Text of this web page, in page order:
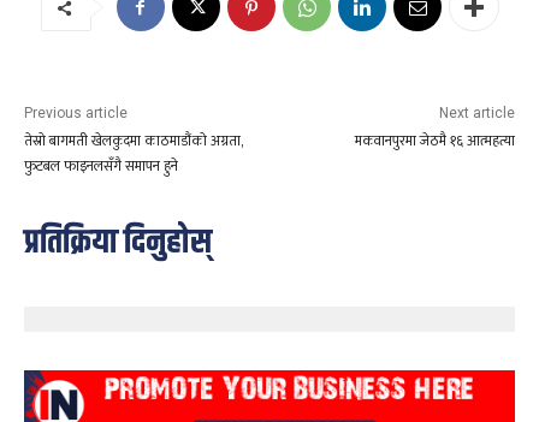
Previous article
तेस्रो बागमती खेलकुदमा काठमाडौंको अग्रता,
फुटबल फाइनलसँगै समापन हुने
Next article
मकवानपुरमा जेठमै १६ आत्महत्या
प्रतिक्रिया दिनुहोस्